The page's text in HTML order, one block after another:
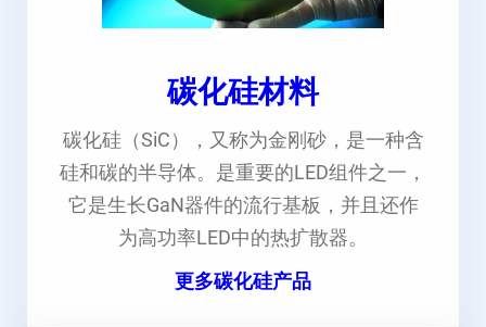
碳化硅材料
碳化硅（SiC），又称为金刚砂，是一种含
硅和碳的半导体。是重要的LED组件之一，
它是生长GaN器件的流行基板，并且还作
为高功率LED中的热扩散器。
更多碳化硅产品